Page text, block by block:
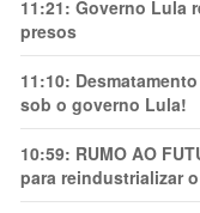
11:21: Governo Lula
presos
11:10:
sob o governo Lula!
10:59: RUMO AO
para reindustrializar